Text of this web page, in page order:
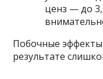
ценз — до
Побочные
результате